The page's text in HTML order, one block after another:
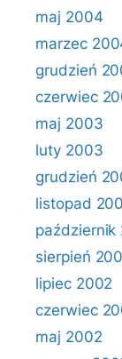
maj 2004
marzec
grudzień
czerwiec
maj 2003
luty 2003
grudzień
listopad
październik
sierpień
lipiec 2002
czerwiec
maj 2002